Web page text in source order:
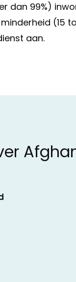
dan 99%)
(15
aan.